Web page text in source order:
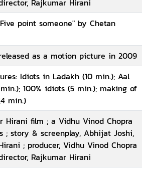
Rajkumar Hirani
point someone" by Chetan
as a motion picture in 2009
Idiots in Ladakh (10 min.); Aal
100% idiots (5 min.); making of
min.)
Hirani film ; a Vidhu Vinod Chopra
; story & screenplay, Abhijat Joshi,
; producer, Vidhu Vinod Chopra
Rajkumar Hirani